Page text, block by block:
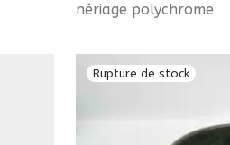
nériage polychrome